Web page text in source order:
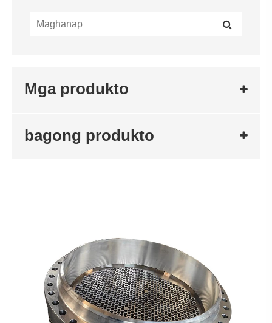
Mga produkto
bagong produkto